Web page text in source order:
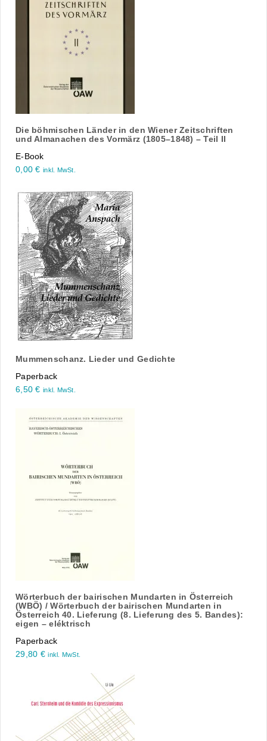
Die böhmischen Länder in den Wiener Zeitschriften
und Almanachen des Vormärz (1805–1848) – Teil II
E-Book
0,00€ inkl. MwSt.
Mummenschanz. Lieder und Gedichte
Paperback
6,50€ inkl. MwSt.
Wörterbuch der bairischen Mundarten in Österreich
(WBÖ) / Wörterbuch der bairischen Mundarten in
Österreich 40. Lieferung (8. Lieferung des 5. Bandes):
eigen – eléktrisch
Paperback
29,80 € inkl. MwSt.